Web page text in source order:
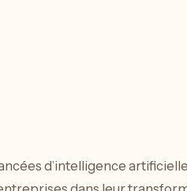
d’intelligence